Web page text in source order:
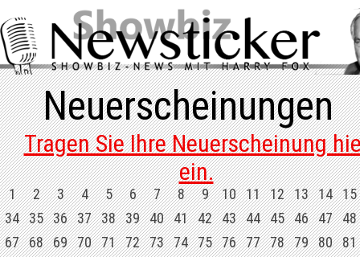
Neuerscheinungen
Tragen Sie Ihre Neuerscheinung
ein.
1 2 3 4 5 6 7 8 9 10 11 12 13 14 15
34 35 36 37 38 39 40 41 42 43 44 45 46 47 48
67 68 69 70 71 72 73 74 75 76 77 78 79 80 81